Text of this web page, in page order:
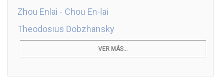
Zhou Enlai - Chou En-lai
Theodosius Dobzhansky
VER MÁS...